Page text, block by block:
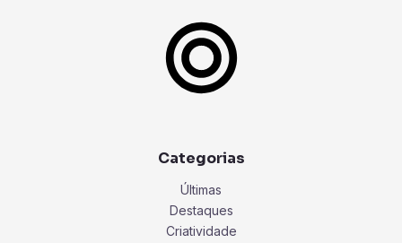
Categorias
Últimas
Destaques
Criatividade